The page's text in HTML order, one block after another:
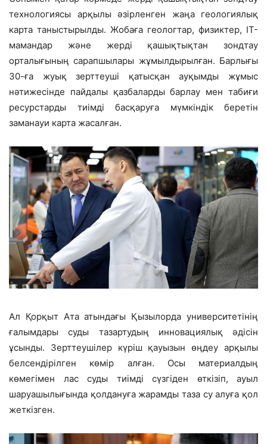
технологиясы арқылы әзірленген жаңа геологиялық
карта таныстырылды. Жобаға геологтар, физиктер, ІТ-
мамандар және жерді қашықтықтан зондтау
орталығының сарапшылары жұмылдырылған. Барлығы
30-ға жуық зерттеуші қатысқан ауқымды жұмыс
нәтижесінде пайдалы қазбаларды барлау мен табиғи
ресурстарды тиімді басқаруға мүмкіндік беретін
заманауи карта жасалған.
Ал Қорқыт Ата атындағы Қызылорда университетінің
ғалымдары суды тазартудың инновациялық әдісін
ұсынды. Зерттеушілер күріш қауызын өңдеу арқылы
белсендірілген көмір алған. Осы материалдың
көмегімен лас суды тиімді сүзгіден өткізіп, ауыл
шаруашылығында қолдануға жарамды таза су алуға қол
жеткізген.